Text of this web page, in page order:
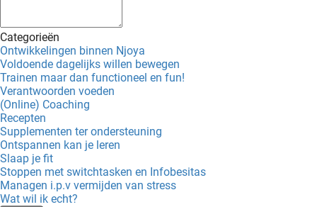
Categorieën
Ontwikkelingen binnen Njoya
Voldoende dagelijks willen bewegen
Trainen maar dan functioneel en fun!
Verantwoorden voeden
(Online) Coaching
Recepten
Supplementen ter ondersteuning
Ontspannen kan je leren
Slaap je fit
Stoppen met switchtasken en Infobesitas
Managen i.p.v vermijden van stress
Wat wil ik echt?